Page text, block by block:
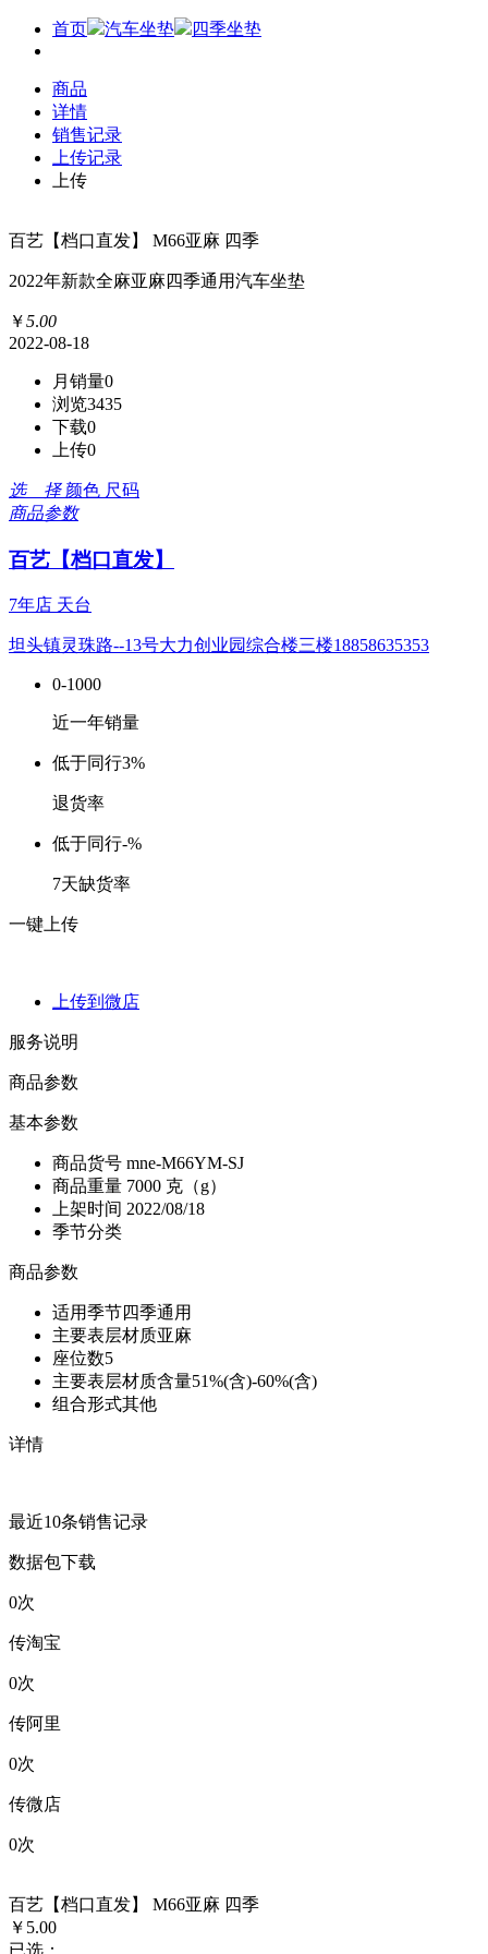
首页 汽车坐垫 四季坐垫
商品
详情
销售记录
上传记录
上传
百艺【档口直发】 M66亚麻 四季
2022年新款全麻亚麻四季通用汽车坐垫
￥5.00
2022-08-18
月销量0
浏览3435
下载0
上传0
选 择 颜色 尺码
商品参数
百艺【档口直发】
7年店 天台
坦头镇灵珠路--13号大力创业园综合楼三楼18858635353
0-1000
近一年销量
低于同行3%
退货率
低于同行-%
7天缺货率
一键上传
上传到微店
服务说明
商品参数
基本参数
商品货号 mne-M66YM-SJ
商品重量 7000 克（g）
上架时间 2022/08/18
季节分类
商品参数
适用季节四季通用
主要表层材质亚麻
座位数5
主要表层材质含量51%(含)-60%(含)
组合形式其他
详情
最近10条销售记录
数据包下载
0次
传淘宝
0次
传阿里
0次
传微店
0次
百艺【档口直发】 M66亚麻 四季
￥5.00